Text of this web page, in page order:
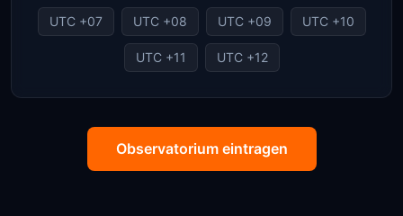
UTC +07 UTC +08 UTC +09 UTC +10
UTC +11 UTC +12
Observatorium eintragen